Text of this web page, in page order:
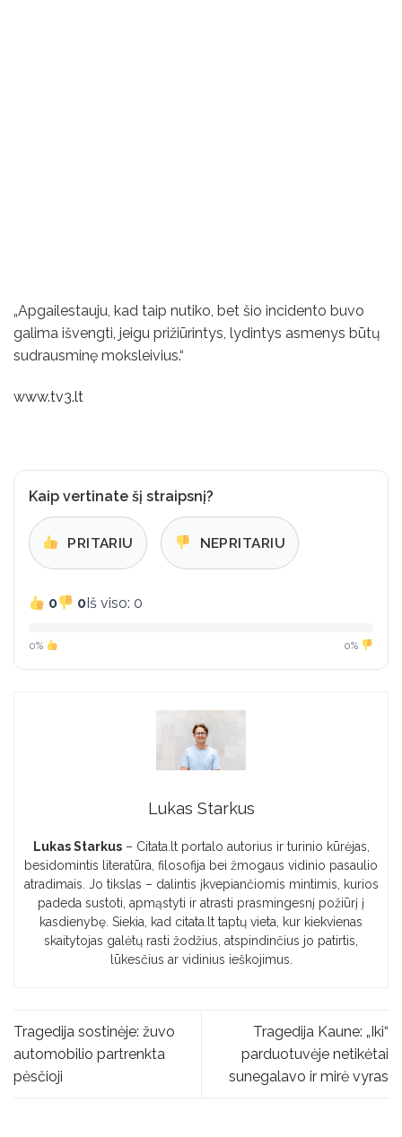
„Apgailestauju, kad taip nutiko, bet šio incidento buvo
galima išvengti, jeigu prižiūrintys, lydintys asmenys būtų
sudrausminę moksleivius.“
www.tv3.lt
Kaip vertinate šį straipsnį?
PRITARIU NEPRITARIU
0 0Iš viso: 0
0% 0%
Lukas Starkus
Lukas Starkus– Citata.lt portalo autorius ir turinio kūrėjas,
besidomintis literatūra, filosofija bei žmogaus vidinio pasaulio
atradimais. Jo tikslas – dalintis įkvepiančiomis mintimis, kurios
padeda sustoti, apmąstyti ir atrasti prasmingesnį požiūrį į
kasdienybę. Siekia, kad citata.lt taptų vieta, kur kiekvienas
skaitytojas galėtų rasti žodžius, atspindinčius jo patirtis,
lūkesčius ar vidinius ieškojimus.
Tragedija sostinėje: žuvo
automobilio partrenkta
pėsčioji
Tragedija Kaune: „Iki“
parduotuvėje netikėtai
sunegalavo ir mirė vyras